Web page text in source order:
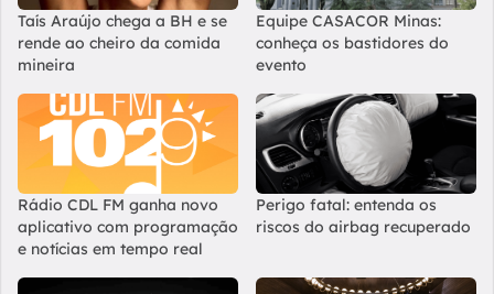
Taís Araújo chega a BH e se
rende ao cheiro da comida
mineira
Equipe CASACOR Minas:
conheça os bastidores do
evento
Rádio CDL FM ganha novo
aplicativo com programação
e notícias em tempo real
Perigo fatal: entenda os
riscos do airbag recuperado